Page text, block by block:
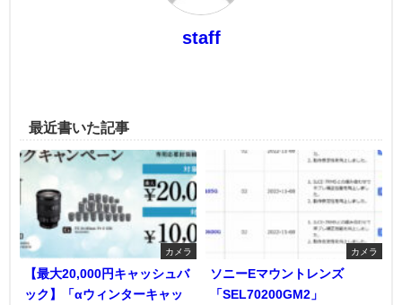
staff
最近書いた記事
カメラ
【最大20,000円キャッシュバ
ック】「αウィンターキャッ
カメラ
ソニーEマウントレンズ
「SEL70200GM2」